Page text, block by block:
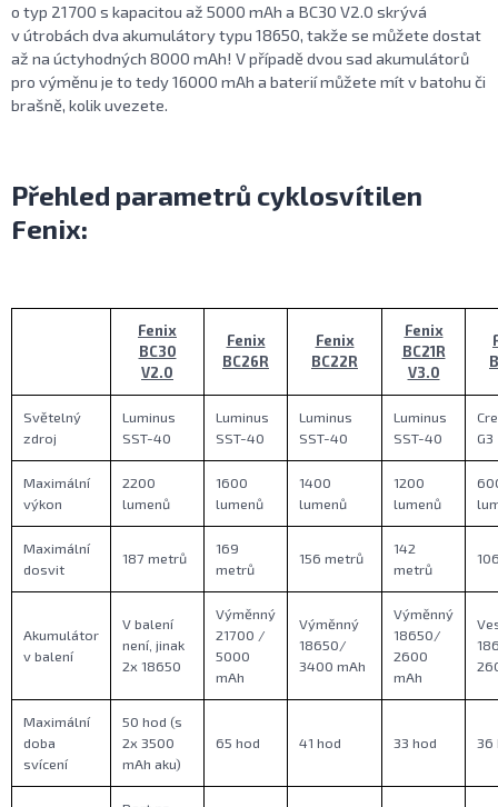
o typ 21700 s kapacitou až 5000 mAh a BC30 V2.0 skrývá
v útrobách dva akumulátory typu 18650, takže se můžete dostat
až na úctyhodných 8000 mAh! V případě dvou sad akumulátorů
pro výměnu je to tedy 16000 mAh a baterií můžete mít v batohu či
brašně, kolik uvezete.
Přehled parametrů cyklosvítilen
Fenix:
Fenix
BC30
V2.0
Fenix
BC26R
Fenix
BC22R
Fenix
BC21R
V3.0
Světelný
zdroj
Luminus
SST-40
Luminus
SST-40
Luminus
SST-40
Luminus
SST-40
G3
Maximální
výkon
2200
lumenů
1600
lumenů
1400
lumenů
1200
lumenů
Maximální
dosvit
187 metrů
169
metrů
156 metrů
142
metrů
Akumulátor
v balení
V balení
není, jinak
2x 18650
Výměnný
21700 /
5000
mAh
Výměnný
18650/
3400 mAh
Výměnný
18650/
2600
mAh
Maximální
doba
svícení
50 hod (s
2x 3500
mAh aku)
65 hod 41 hod 33 hod 36